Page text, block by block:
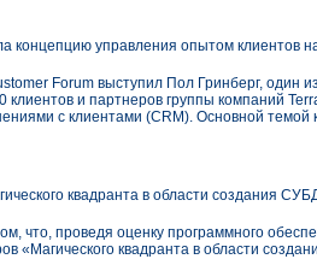
концепцию управления опытом клиентов
Forum выступил Пол Гринберг, один
и партнеров группы компаний
с клиентами (CRM). Основной темой
квадранта в области создания
что, проведя оценку программного
«Магического квадранта в области